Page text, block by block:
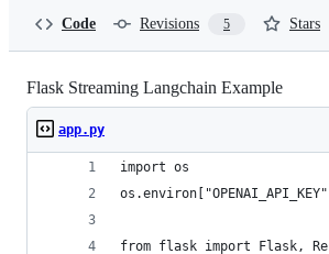
Code Revisions 5 Stars
Flask Streaming Langchain Example
app.py
import os
from flask import Flask,